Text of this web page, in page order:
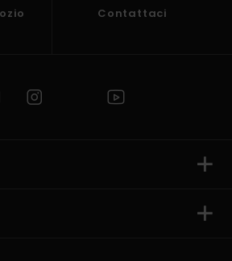
Contattaci